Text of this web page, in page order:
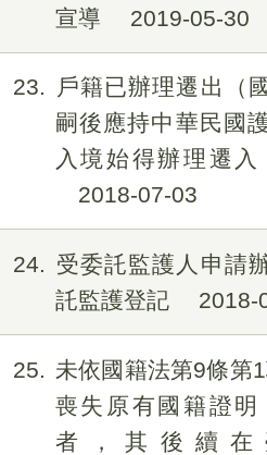
宣導 2019-05-30
23
戶籍已辦理遷出（
嗣後應持中華民國
入境始得辦理遷
2018-07-03
24
受委託監護人申請
託監護登記
2018-
25
未依國籍法第9條第
喪失原有國籍證
者，其後續